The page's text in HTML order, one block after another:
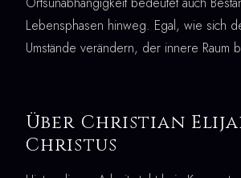
Lebensphasen hinweg. Egal, wie sich
Umstände verändern, der innere Raum
Über Christian
Christus